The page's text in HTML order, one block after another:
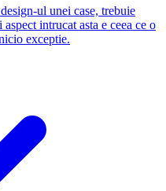
ul unei case, trebuie
intrucat asta e ceea ce o
exceptie.